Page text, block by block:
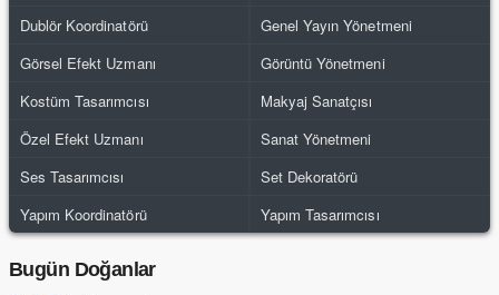
Dublör Koordinatörü
Genel Yayın Yönetmeni
Görsel Efekt Uzmanı
Görüntü Yönetmeni
Kostüm Tasarımcısı
Makyaj Sanatçısı
Özel Efekt Uzmanı
Sanat Yönetmeni
Ses Tasarımcısı
Set Dekoratörü
Yapım Koordinatörü
Yapım Tasarımcısı
Bugün Doğanlar